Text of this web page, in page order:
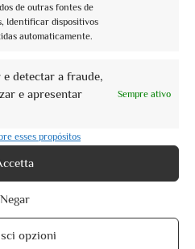
de outras fontes de
Identificar dispositivos
automaticamente.
detectar a fraude,
e apresentar
Sempre ativo
esses propósitos
Negar
opzioni
- 5